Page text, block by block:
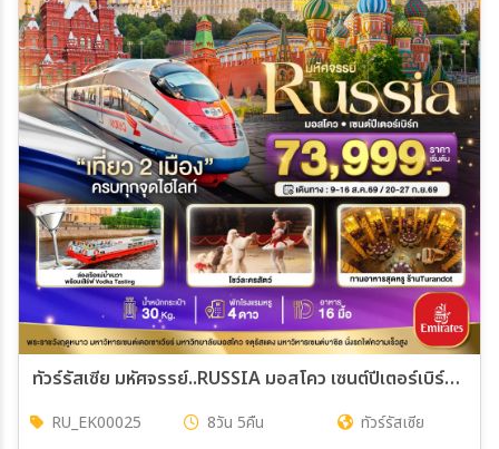
ประเทศ
เมือง
สายการบิน
ตั้งแต่วันที่
ถึงวันที่
เฉพาะเดือน
ทัวร์รัสเซีย มหัศจรรย์..RUSSIA มอสโคว เซนต์ปีเตอร์เบิร์ก เที่ยว 2 เมือง ครบทุกจุดไฮไลท์ 8วัน 5คืน (EK)
RU_EK00025 8วัน 5คืน
ทัวร์รัสเซีย